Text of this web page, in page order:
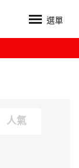
選單
人氣